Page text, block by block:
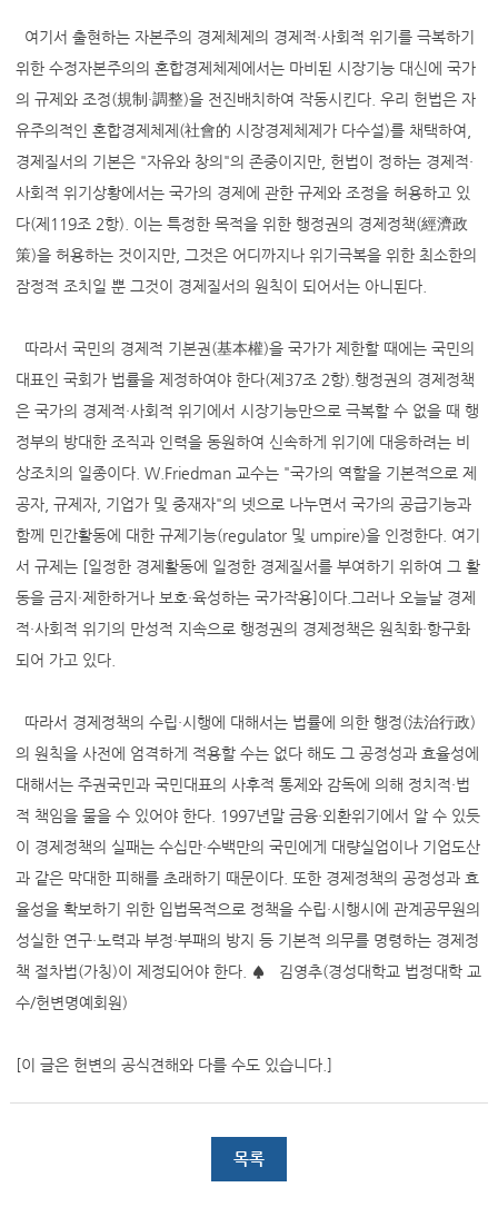
여기서 출현하는 자본주의 경제체제의 경제적·사회적 위기를 극복하기
위한 수정자본주의의 혼합경제체제에서는 마비된 시장기능 대신에 국가
의 규제와 조정(規制·調整)을 전진배치하여 작동시킨다. 우리 헌법은 자
유주의적인 혼합경제체제(社會的 시장경제체제가 다수설)를 채택하여,
경제질서의 기본은 "자유와 창의"의 존중이지만, 헌법이 정하는 경제적·
사회적 위기상황에서는 국가의 경제에 관한 규제와 조정을 허용하고 있
다(제119조 2항). 이는 특정한 목적을 위한 행정권의 경제정책(經濟政
策)을 허용하는 것이지만, 그것은 어디까지나 위기극복을 위한 최소한의
잠정적 조치일 뿐 그것이 경제질서의 원칙이 되어서는 아니된다.
따라서 국민의 경제적 기본권(基本權)을 국가가 제한할 때에는 국민의
대표인 국회가 법률을 제정하여야 한다(제37조 2항).행정권의 경제정책
은 국가의 경제적·사회적 위기에서 시장기능만으로 극복할 수 없을 때 행
정부의 방대한 조직과 인력을 동원하여 신속하게 위기에 대응하려는 비
상조치의 일종이다. W.Friedman 교수는 "국가의 역할을 기본적으로 제
공자, 규제자, 기업가 및 중재자"의 넷으로 나누면서 국가의 공급기능과
함께 민간활동에 대한 규제기능(regulator 및 umpire)을 인정한다. 여기
서 규제는 [일정한 경제활동에 일정한 경제질서를 부여하기 위하여 그 활
동을 금지·제한하거나 보호·육성하는 국가작용]이다.그러나 오늘날 경제
적·사회적 위기의 만성적 지속으로 행정권의 경제정책은 원칙화·항구화
되어 가고 있다.
따라서 경제정책의 수립·시행에 대해서는 법률에 의한 행정(法治行政)
의 원칙을 사전에 엄격하게 적용할 수는 없다 해도 그 공정성과 효율성에
대해서는 주권국민과 국민대표의 사후적 통제와 감독에 의해 정치적·법
적 책임을 물을 수 있어야 한다. 1997년말 금융·외환위기에서 알 수 있듯
이 경제정책의 실패는 수십만·수백만의 국민에게 대량실업이나 기업도산
과 같은 막대한 피해를 초래하기 때문이다. 또한 경제정책의 공정성과 효
율성을 확보하기 위한 입법목적으로 정책을 수립·시행시에 관계공무원의
성실한 연구·노력과 부정·부패의 방지 등 기본적 의무를 명령하는 경제정
책 절차법(가칭)이 제정되어야 한다. ♠ 김영추(경성대학교 법정대학 교
수/헌변명예회원)
[이 글은 헌변의 공식견해와 다를 수도 있습니다.]
목록